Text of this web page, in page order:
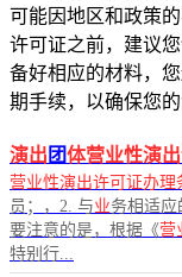
可能因地区和政策
许可证之前，建议
备好相应的材料，
期手续，以确保您
演出 团体营业性演
营业性演出许可证办理
员；，2. 与业务相适应
要注意的是，根据《营
特别行...